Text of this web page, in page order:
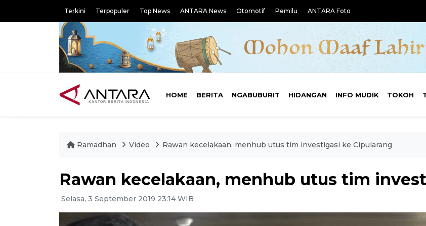
Terkini Terpopuler Top News ANTARA News Otomotif Pemilu ANTARA Foto
HOME BERITA NGABUBURIT HIDANGAN INFO MUDIK TOKOH
Ramadhan Video Rawan kecelakaan, menhub utus tim investigasi ke Cipularang
Rawan kecelakaan, menhub utus tim
Selasa, 3 September 2019 23:14 WIB